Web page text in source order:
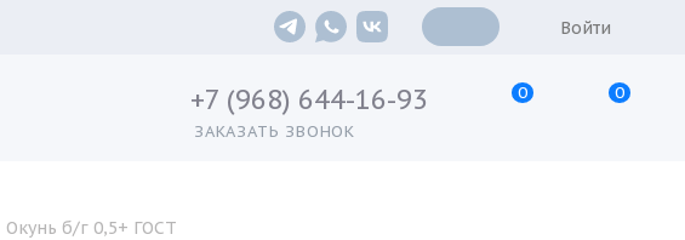
Войти
+7 (968) 644-16-93
ЗАКАЗАТЬ ЗВОНОК
0 0
Окунь б/г 0,5+ ГОСТ